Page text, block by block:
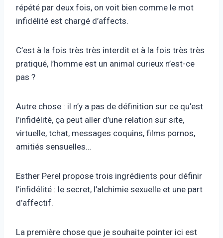
répété par deux fois, on voit bien comme le mot
infidélité est chargé d’affects.
C’est à la fois très très interdit et à la fois très très
pratiqué, l’homme est un animal curieux n’est-ce
pas ?
Autre chose : il n’y a pas de définition sur ce qu’est
l’infidélité, ça peut aller d’une relation sur site,
virtuelle, tchat, messages coquins, films pornos,
amitiés sensuelles…
Esther Perel propose trois ingrédients pour définir
l’infidélité : le secret, l’alchimie sexuelle et une part
d’affectif.
La première chose que je souhaite pointer ici est